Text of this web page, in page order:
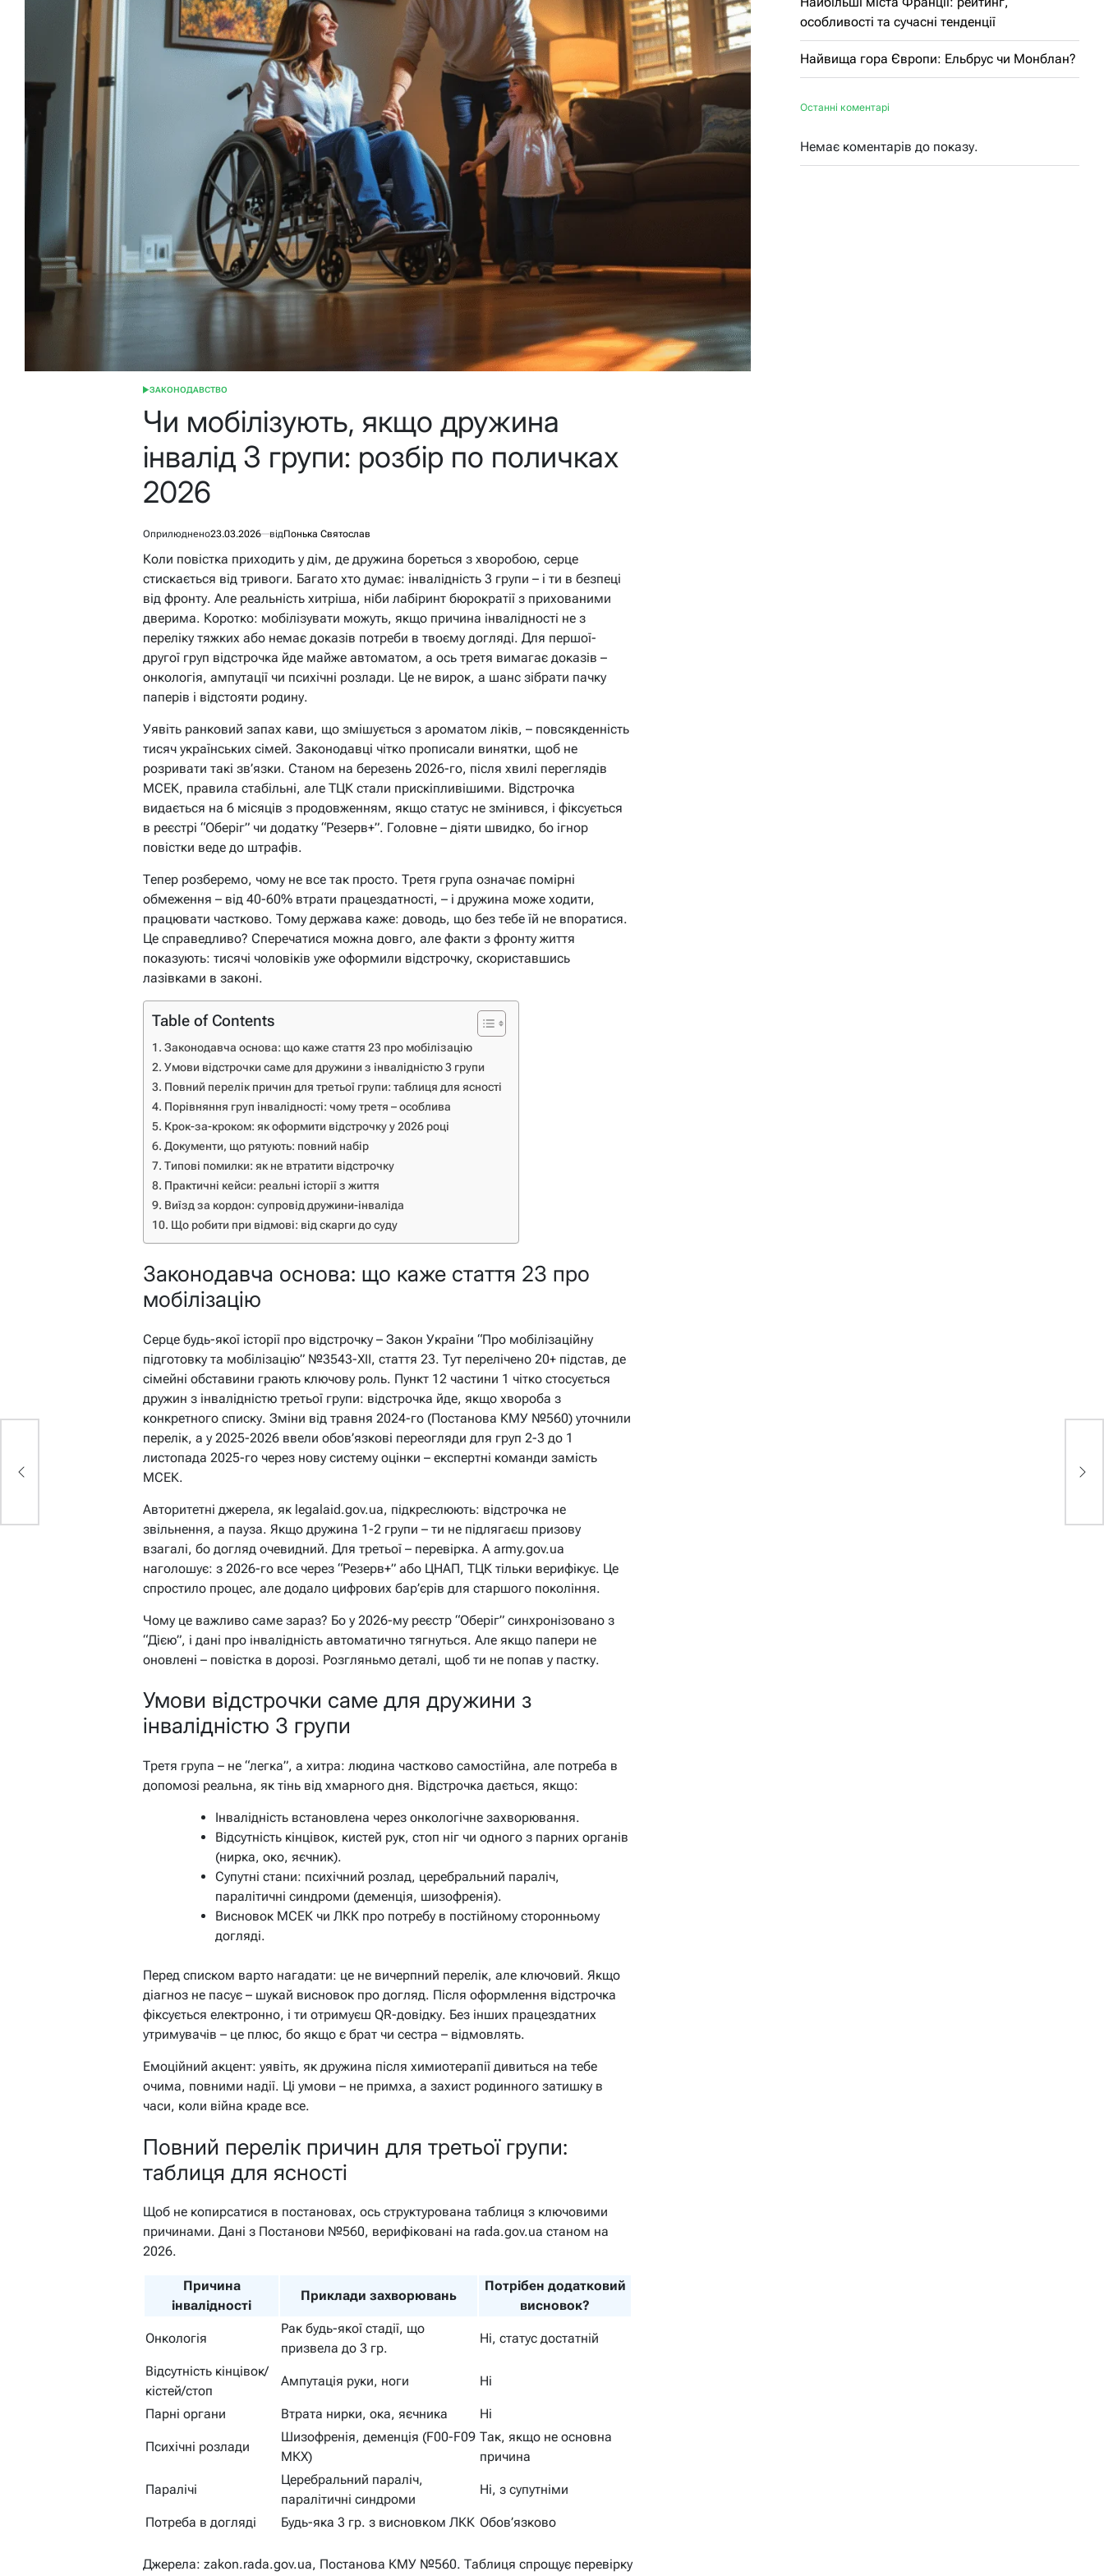
ОПУБЛІКУВАТИ
ЗАКОНОДАВСТВО
Чи мобілізують, якщо дружина
інвалід 3 групи: розбір по поличках
2026
Оприлюднено23.03.2026 відПонька Святослав
Коли повістка приходить у дім, де дружина бореться з хворобою, серце
стискається від тривоги. Багато хто думає: інвалідність 3 групи – і ти в безпеці
від фронту. Але реальність хитріша, ніби лабіринт бюрократії з прихованими
дверима. Коротко: мобілізувати можуть, якщо причина інвалідності не з
переліку тяжких або немає доказів потреби в твоєму догляді. Для першої-
другої груп відстрочка йде майже автоматом, а ось третя вимагає доказів –
онкологія, ампутації чи психічні розлади. Це не вирок, а шанс зібрати пачку
паперів і відстояти родину.
Уявіть ранковий запах кави, що змішується з ароматом ліків, – повсякденність
тисяч українських сімей. Законодавці чітко прописали винятки, щоб не
розривати такі зв’язки. Станом на березень 2026-го, після хвилі переглядів
МСЕК, правила стабільні, але ТЦК стали прискіпливішими. Відстрочка
видається на 6 місяців з продовженням, якщо статус не змінився, і фіксується
в реєстрі “Оберіг” чи додатку “Резерв+”. Головне – діяти швидко, бо ігнор
повістки веде до штрафів.
Тепер розберемо, чому не все так просто. Третя група означає помірні
обмеження – від 40-60% втрати працездатності, – і дружина може ходити,
працювати частково. Тому держава каже: доводь, що без тебе їй не впоратися.
Це справедливо? Сперечатися можна довго, але факти з фронту життя
показують: тисячі чоловіків уже оформили відстрочку, скориставшись
лазівками в законі.
Table of Contents
Законодавча основа: що каже стаття 23 про мобілізацію
Умови відстрочки саме для дружини з інвалідністю 3 групи
Повний перелік причин для третьої групи: таблиця для ясності
Порівняння груп інвалідності: чому третя – особлива
Крок-за-кроком: як оформити відстрочку у 2026 році
Документи, що рятують: повний набір
Типові помилки: як не втратити відстрочку
Практичні кейси: реальні історії з життя
Виїзд за кордон: супровід дружини-інваліда
Що робити при відмові: від скарги до суду
Законодавча основа: що каже стаття 23 про
мобілізацію
Серце будь-якої історії про відстрочку – Закон України “Про мобілізаційну
підготовку та мобілізацію” №3543-XII, стаття 23. Тут перелічено 20+ підстав, де
сімейні обставини грають ключову роль. Пункт 12 частини 1 чітко стосується
дружин з інвалідністю третьої групи: відстрочка йде, якщо хвороба з
конкретного списку. Зміни від травня 2024-го (Постанова КМУ №560) уточнили
перелік, а у 2025-2026 ввели обов’язкові переогляди для груп 2-3 до 1
листопада 2025-го через нову систему оцінки – експертні команди замість
МСЕК.
Авторитетні джерела, як legalaid.gov.ua, підкреслюють: відстрочка не
звільнення, а пауза. Якщо дружина 1-2 групи – ти не підлягаєш призову
взагалі, бо догляд очевидний. Для третьої – перевірка. А army.gov.ua
наголошує: з 2026-го все через “Резерв+” або ЦНАП, ТЦК тільки верифікує. Це
спростило процес, але додало цифрових бар’єрів для старшого покоління.
Чому це важливо саме зараз? Бо у 2026-му реєстр “Оберіг” синхронізовано з
“Дією”, і дані про інвалідність автоматично тягнуться. Але якщо папери не
оновлені – повістка в дорозі. Розгляньмо деталі, щоб ти не попав у пастку.
Умови відстрочки саме для дружини з
інвалідністю 3 групи
Третя група – не “легка”, а хитра: людина частково самостійна, але потреба в
допомозі реальна, як тінь від хмарного дня. Відстрочка дається, якщо:
Інвалідність встановлена через онкологічне захворювання.
Відсутність кінцівок, кистей рук, стоп ніг чи одного з парних органів
(нирка, око, яєчник).
Супутні стани: психічний розлад, церебральний параліч,
паралітичні синдроми (деменція, шизофренія).
Висновок МСЕК чи ЛКК про потребу в постійному сторонньому
догляді.
Перед списком варто нагадати: це не вичерпний перелік, але ключовий. Якщо
діагноз не пасує – шукай висновок про догляд. Після оформлення відстрочка
фіксується електронно, і ти отримуєш QR-довідку. Без інших працездатних
утримувачів – це плюс, бо якщо є брат чи сестра – відмовлять.
Емоційний акцент: уявіть, як дружина після химиотерапії дивиться на тебе
очима, повними надії. Ці умови – не примха, а захист родинного затишку в
часи, коли війна краде все.
Повний перелік причин для третьої групи:
таблиця для ясності
Щоб не копирсатися в постановах, ось структурована таблиця з ключовими
причинами. Дані з Постанови №560, верифіковані на rada.gov.ua станом на
2026.
Причина
інвалідності
Приклади захворювань
Потрібен додатковий
висновок?
Онкологія
Рак будь-якої стадії, що
призвела до 3 гр.
Ні, статус достатній
Відсутність кінцівок/
кістей/стоп
Ампутація руки, ноги Ні
Парні органи Втрата нирки, ока, яєчника Ні
Психічні розлади
Шизофренія, деменція (F00-F09
МКХ)
Так, якщо не основна
причина
Паралічі
Церебральний параліч,
паралітичні синдроми
Ні, з супутніми
Потреба в догляді Будь-яка 3 гр. з висновком ЛКК Обов’язково
Джерела: zakon.rada.gov.ua, Постанова КМУ №560. Таблиця спрощує перевірку
особливості та сучасні тенденції
Найвища гора Європи: Ельбрус чи Монблан?
Останні коментарі
Немає коментарів до показу.